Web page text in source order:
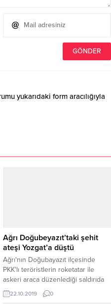
yukarıdaki form aracılığıyla
Ağrı Doğubeyazıt’taki şehit
ateşi Yozgat’a düştü
Ağrı'nın Doğubayazıt ilçesinde
PKK'lı teröristlerin roketatar ile
askeri araca düzenlediği saldırıda
yaralanan 5 askerden Yozgat’ın
Sorgun İlçesi nüfusuna kayıtlı Er
22.10.2019 0